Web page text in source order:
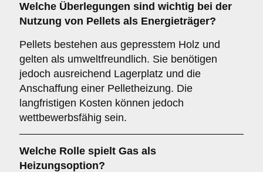
Welche Überlegungen sind wichtig bei der
Nutzung von Pellets als Energieträger?
Pellets bestehen aus gepresstem Holz und
gelten als umweltfreundlich. Sie benötigen
jedoch ausreichend Lagerplatz und die
Anschaffung einer Pelletheizung. Die
langfristigen Kosten können jedoch
wettbewerbsfähig sein.
Welche Rolle spielt Gas als
Heizungsoption?